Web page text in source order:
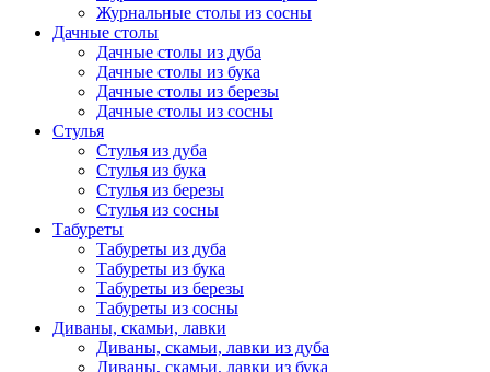
Журнальные столы из сосны
Дачные столы
Дачные столы из дуба
Дачные столы из бука
Дачные столы из березы
Дачные столы из сосны
Стулья
Стулья из дуба
Стулья из бука
Стулья из березы
Стулья из сосны
Табуреты
Табуреты из дуба
Табуреты из бука
Табуреты из березы
Табуреты из сосны
Диваны, скамьи, лавки
Диваны, скамьи, лавки из дуба
Диваны, скамьи, лавки из бука